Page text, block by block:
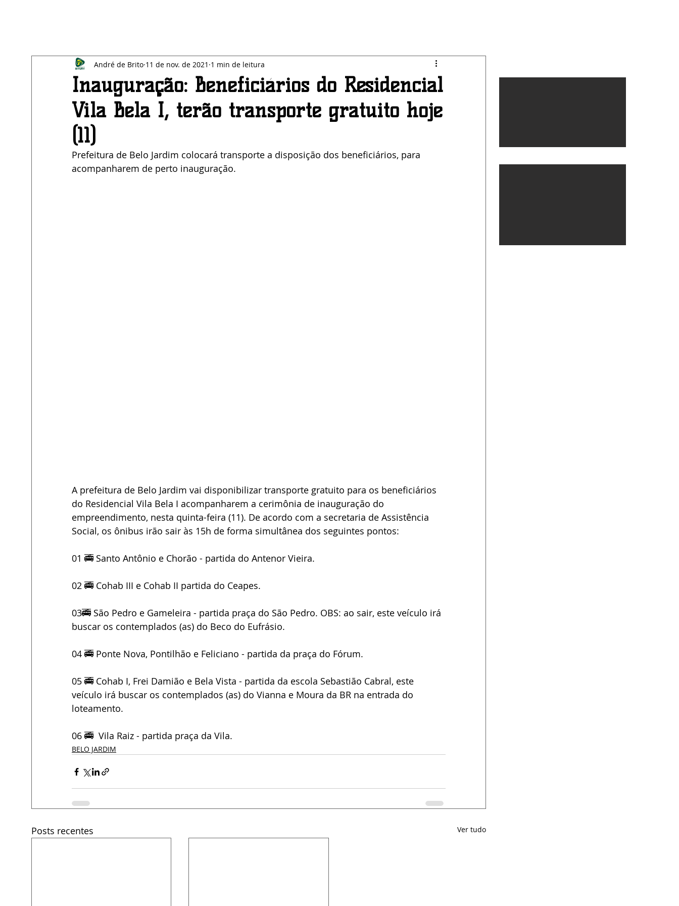
ECONOMIA AGRESTE
Inauguração: Beneficiários do Residencial
Vila Bela I, terão transporte gratuito hoje
(11)
André de Brito 11 de nov. de 2021 1 min de leitura
Prefeitura de Belo Jardim colocará transporte a disposição dos beneficiários, para
acompanharem de perto inauguração.
A prefeitura de Belo Jardim vai disponibilizar transporte gratuito para os beneficiários
do Residencial Vila Bela I acompanharem a cerimônia de inauguração do
empreendimento, nesta quinta-feira (11). De acordo com a secretaria de Assistência
Social, os ônibus irão sair às 15h de forma simultânea dos seguintes pontos:
01 🚎 Santo Antônio e Chorão - partida do Antenor Vieira.
02 🚎 Cohab III e Cohab II partida do Ceapes.
03🚎 São Pedro e Gameleira - partida praça do São Pedro. OBS: ao sair, este veículo irá
buscar os contemplados (as) do Beco do Eufrásio.
04 🚎 Ponte Nova, Pontilhão e Feliciano - partida da praça do Fórum.
05 🚎 Cohab I, Frei Damião e Bela Vista - partida da escola Sebastião Cabral, este
veículo irá buscar os contemplados (as) do Vianna e Moura da BR na entrada do
loteamento.
06 🚎  Vila Raiz - partida praça da Vila.
BELO JARDIM
Posts recentes Ver tudo